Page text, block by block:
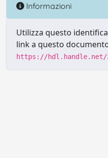
Informazioni
Utilizza questo
link a questo
https://hdl.handle.net/